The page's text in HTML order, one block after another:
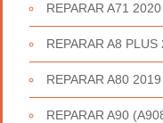
REPARAR A71
REPARAR A8
REPARAR A80
REPARAR A90